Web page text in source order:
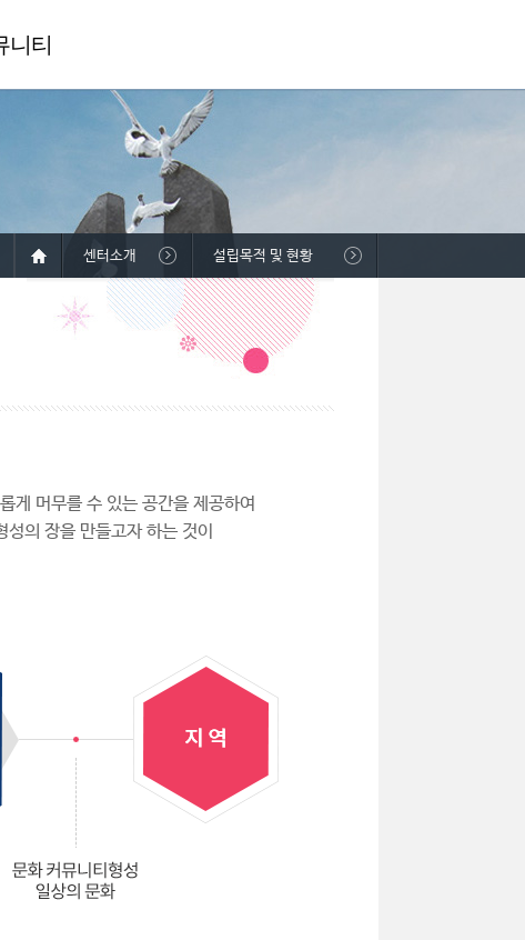
니티
센터소개 설립목적 및 현황
게 머무를 수 있는 공간을 제공하여
의 장을 만들고자 하는 것이